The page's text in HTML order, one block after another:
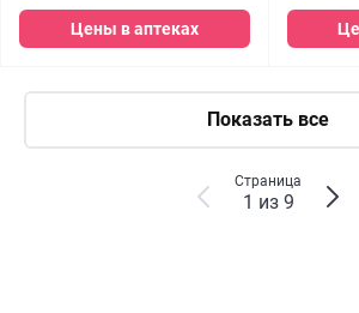
Цены в аптеках
Показать все
Страница
1 из 9